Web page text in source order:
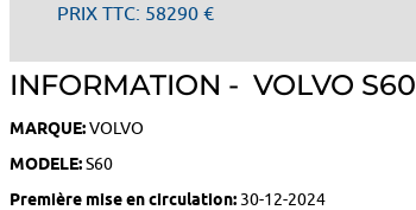
PRIX TTC: 58290 €
INFORMATION - VOLVO S60
MARQUE:VOLVO
MODELE:S60
Première mise en circulation: 30-12-2024